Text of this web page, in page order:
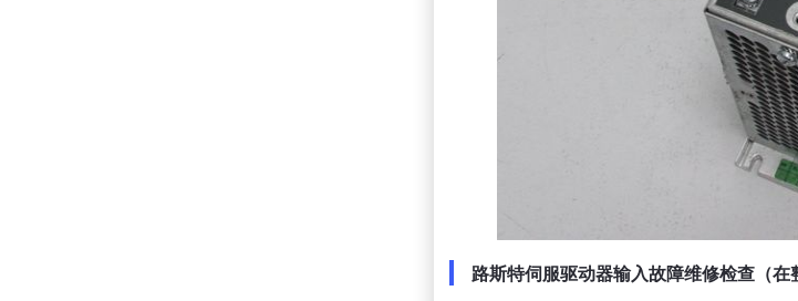
路斯特伺服驱动器输入故障维修检查（在